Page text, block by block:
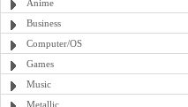
Anime
Business
Computer/OS
Games
Music
Metallic